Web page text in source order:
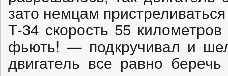
зато немцам
Т-34 скорость 55
фьють! — подкручивал и
двигатель все равно